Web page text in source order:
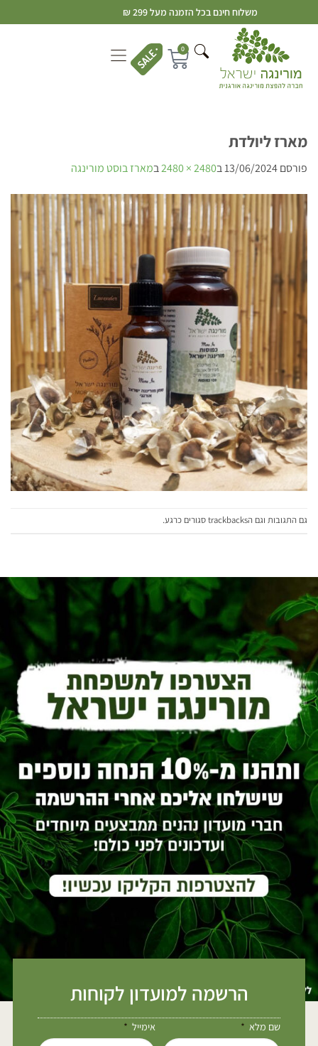
משלוח חינם בכל הזמנה מעל 299 ₪
0
מארז ליולדת
פורסם13/06/2024ב2480 × 2480 במארז בוסט מורינגה
גם התגובות וגם הtrackbacks סגורים כרגע.
הרשמה למועדון לקוחות
שם מלא אימייל